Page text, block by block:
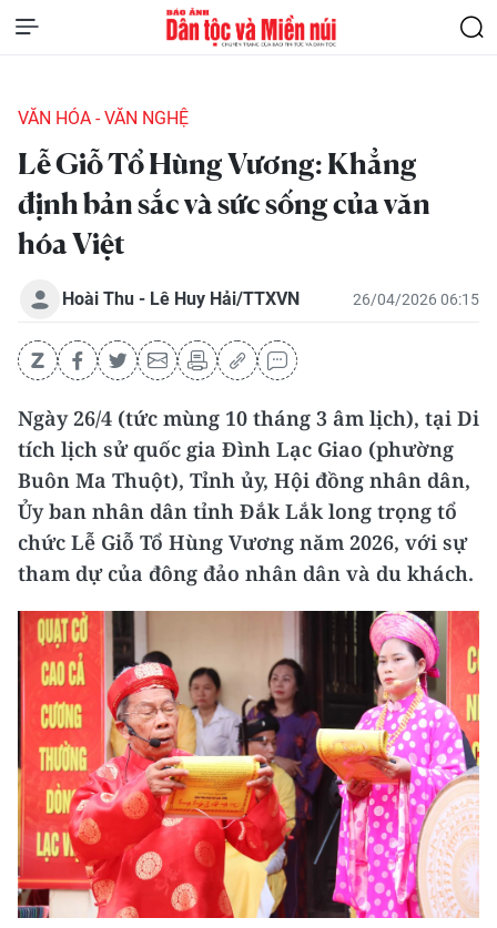
VĂN HÓA - VĂN NGHỆ
Lễ Giỗ Tổ Hùng Vương: Khẳng
định bản sắc và sức sống của văn
hóa Việt
Hoài Thu - Lê Huy Hải/TTXVN 26/04/2026 06:15
Ngày 26/4 (tức mùng 10 tháng 3 âm lịch), tại Di
tích lịch sử quốc gia Đình Lạc Giao (phường
Buôn Ma Thuột), Tỉnh ủy, Hội đồng nhân dân,
Ủy ban nhân dân tỉnh Đắk Lắk long trọng tổ
chức Lễ Giỗ Tổ Hùng Vương năm 2026, với sự
tham dự của đông đảo nhân dân và du khách.